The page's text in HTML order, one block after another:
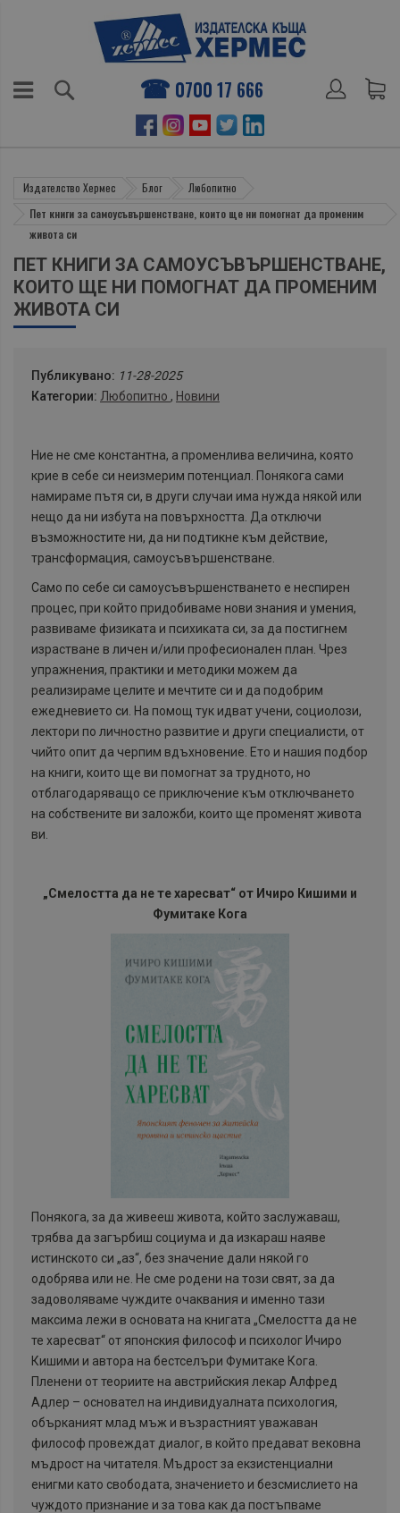
0700 17 666
Издателство Хермес Блог
Любопитно
Пет книги за самоусъвършенстване, които ще ни помогнат да променим
живота си
ПЕТ КНИГИ ЗА САМОУСЪВЪРШЕНСТВАНЕ,
КОИТО ЩЕ НИ ПОМОГНАТ ДА ПРОМЕНИМ
ЖИВОТА СИ
Публикувано: 11-28-2025
Категории: Любопитно , Новини
Ние не сме константна, а променлива величина, която
крие в себе си неизмерим потенциал. Понякога сами
намираме пътя си, в други случаи има нужда някой или
нещо да ни избута на повърхността. Да отключи
възможностите ни, да ни подтикне към действие,
трансформация, самоусъвършенстване.
Само по себе си самоусъвършенстването е неспирен
процес, при който придобиваме нови знания и умения,
развиваме физиката и психиката си, за да постигнем
израстване в личен и/или професионален план. Чрез
упражнения, практики и методики можем да
реализираме целите и мечтите си и да подобрим
ежедневието си. На помощ тук идват учени, социолози,
лектори по личностно развитие и други специалисти, от
чийто опит да черпим вдъхновение. Ето и нашия подбор
на книги, които ще ви помогнат за трудното, но
отблагодаряващо се приключение към отключването
на собствените ви заложби, които ще променят живота
ви.
„Смелостта да не те харесват“ от Ичиро Кишими и
Фумитаке Кога
Понякога, за да живееш живота, който заслужаваш,
трябва да загърбиш социума и да изкараш наяве
истинското си „аз“, без значение дали някой го
одобрява или не. Не сме родени на този свят, за да
задоволяваме чуждите очаквания и именно тази
максима лежи в основата на книгата „Смелостта да не
те харесват“ от японския философ и психолог Ичиро
Кишими и автора на бестселъри Фумитаке Кога.
Пленени от теориите на австрийския лекар Алфред
Адлер – основател на индивидуалната психология,
обърканият млад мъж и възрастният уважаван
философ провеждат диалог, в който предават вековна
мъдрост на читателя. Мъдрост за екзистенциални
енигми като свободата, значението и безсмислието на
чуждото признание и за това как да постъпваме